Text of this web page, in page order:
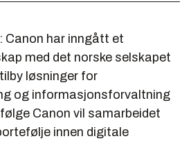
Canon har inngått et
med det norske selskapet
løsninger for
og informasjonsforvaltning
Canon vil samarbeidet
innen digitale